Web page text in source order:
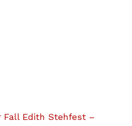
Fall Edith Stehfest –